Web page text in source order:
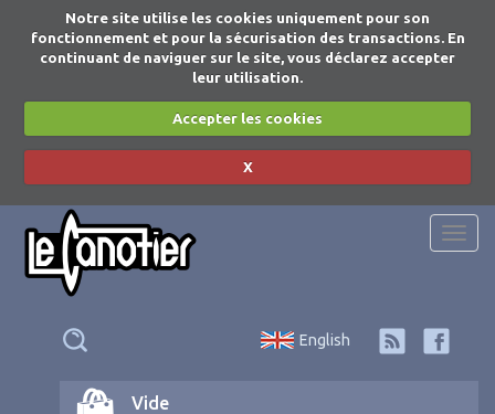
Notre site utilise les cookies uniquement pour son
fonctionnement et pour la sécurisation des transactions. En
continuant de naviguer sur le site, vous déclarez accepter
leur utilisation.
Accepter les cookies
X
English
Vide